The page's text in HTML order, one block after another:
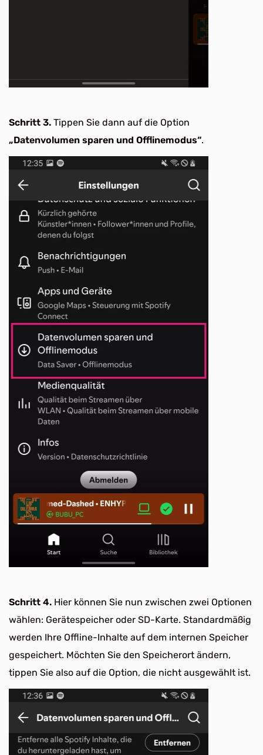
Schritt 3. Tippen Sie dann auf die Option
„Datenvolumen sparen und Offlinemodus“.
Schritt 4. Hier können Sie nun zwischen zwei Optionen
wählen: Gerätespeicher oder SD-Karte. Standardmäßig
werden Ihre Offline-Inhalte auf dem internen Speicher
gespeichert. Möchten Sie den Speicherort ändern,
tippen Sie also auf die Option, die nicht ausgewählt ist.